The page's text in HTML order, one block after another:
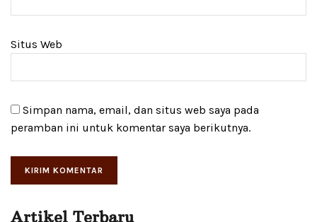
Situs Web
Simpan nama, email, dan situs web saya pada
peramban ini untuk komentar saya berikutnya.
Artikel Terbaru